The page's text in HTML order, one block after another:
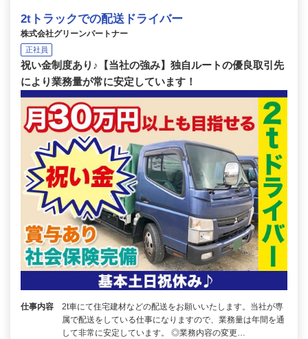
2tトラックでの配送ドライバー
株式会社グリーンパートナー
正社員
祝い金制度あり♪【当社の強み】独自ルートの優良取引先
により業務量が常に安定しています！
仕事内容
2t車にて住宅建材などの配送をお願いいたします。当社が専
属で配送をしている仕事になりますので、業務量は年間を通
して非常に安定しています。 ◎業務内容の変更…